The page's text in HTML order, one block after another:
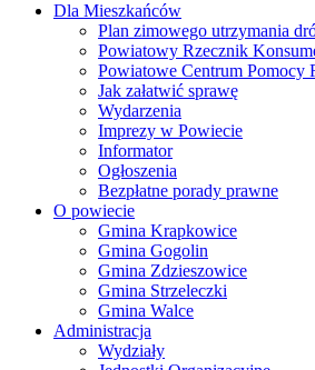
Dla Mieszkańców
Plan zimowego utrzymania
Powiatowy Rzecznik
Powiatowe Centrum Pomocy
Jak załatwić sprawę
Wydarzenia
Imprezy w Powiecie
Informator
Ogłoszenia
Bezpłatne porady prawne
O powiecie
Gmina Krapkowice
Gmina Gogolin
Gmina Zdzieszowice
Gmina Strzeleczki
Gmina Walce
Administracja
Wydziały